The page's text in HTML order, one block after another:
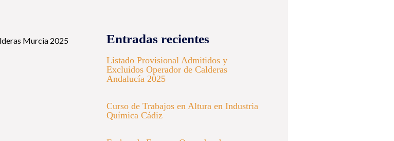
Entradas recientes
Listado Provisional Admitidos y
Excluidos Operador de Calderas
Andalucía 2025
Curso de Trabajos en Altura en Industria
Química Cádiz